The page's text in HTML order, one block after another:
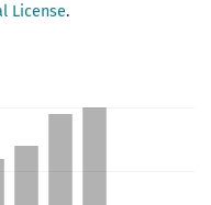
License.